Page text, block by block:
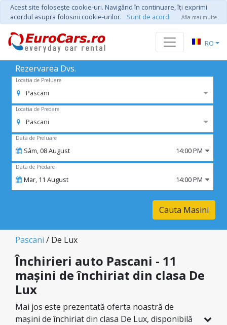
Acest site foloseşte cookie-uri. Navigând în continuare, îţi exprimi
acordul asupra folosirii cookie-urilor.
Sunt de acord Afla mai multe
RO
Rezervarea Dvs.
Locatia de Preluare
Pascani
Locatia de Predare
Pascani
Data de Preluare
Sâm,08August 14:00 PM
Data de Predare
Mar, 11 August 14:00 PM
Cauta Masini
Pascani / De Lux
Închirieri auto Pascani - 11
mașini de închiriat din clasa De
Lux
Mai jos este prezentată oferta noastră de
mașini de închiriat din clasa De Lux, disponibilă